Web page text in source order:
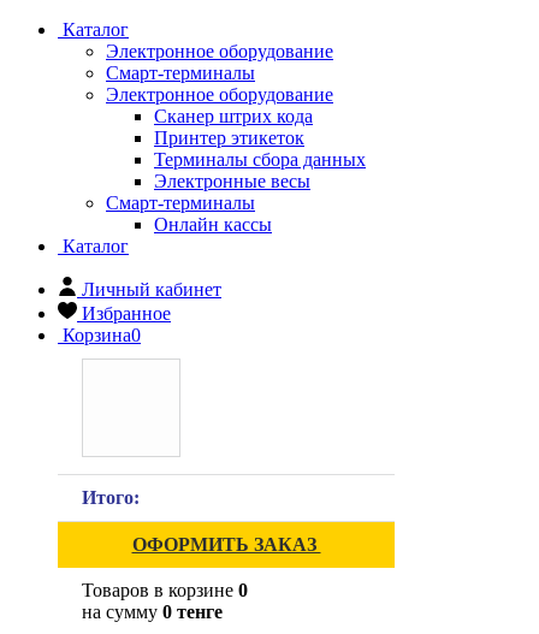
Каталог
Электронное оборудование
Смарт-терминалы
Электронное оборудование
Сканер штрих кода
Принтер этикеток
Терминалы сбора данных
Электронные весы
Смарт-терминалы
Онлайн кассы
Каталог
Личный кабинет
Избранное
Корзина0
Итого:
ОФОРМИТЬ ЗАКАЗ
Товаров в корзине 0
на сумму 0 тенге